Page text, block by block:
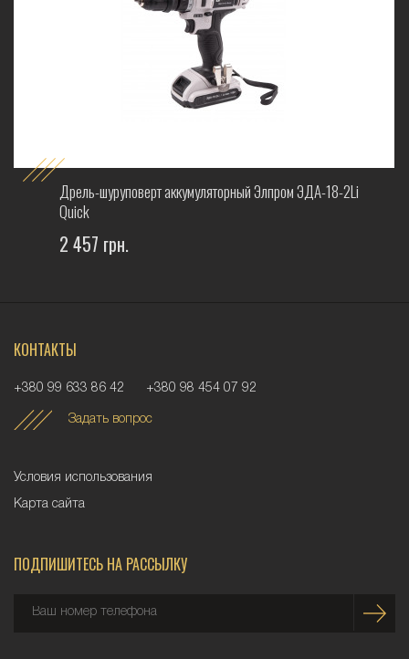
Дрель-шуруповерт аккумуляторный Элпром ЭДА-18-2Li
Quick
2 457 грн.
КОНТАКТЫ
+380 99 633 86 42 +380 98 454 07 92
Задать вопрос
Условия использования
Карта сайта
ПОДПИШИТЕСЬ НА РАССЫЛКУ